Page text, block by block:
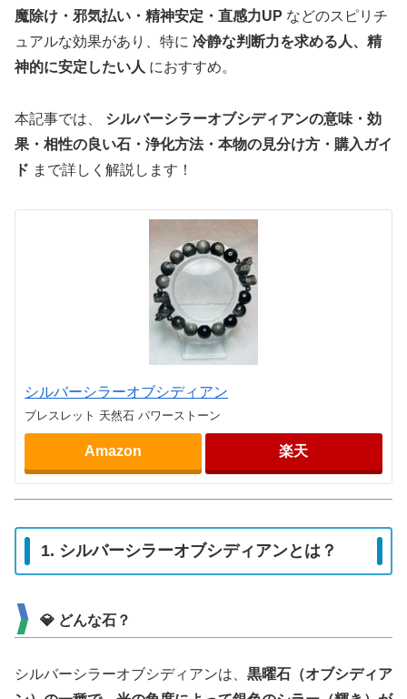
魔除け・邪気払い・精神安定・直感力UP などのスピリチ
ュアルな効果があり、特に 冷静な判断力を求める人、精
神的に安定したい人 におすすめ。
本記事では、 シルバーシラーオブシディアンの意味・効
果・相性の良い石・浄化方法・本物の見分け方・購入ガイ
ド まで詳しく解説します！
シルバーシラーオブシディアン
ブレスレット 天然石 パワーストーン
Amazon 楽天
1. シルバーシラーオブシディアンとは？
💎 どんな石？
シルバーシラーオブシディアンは、 黒曜石（オブシディア